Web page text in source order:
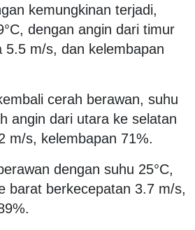
kemungkinan terjadi,
dengan angin dari timur
5.5 m/s, dan kelembapan
cerah berawan, suhu
angin dari utara ke selatan
m/s, kelembapan 71%.
dengan suhu 25°C,
barat berkecepatan 3.7 m/s,